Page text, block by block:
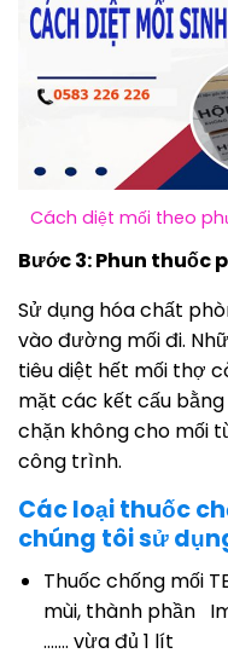
Cách diệt mối theo
Bước 3: Phun thuốc
Sử dụng hóa chất
vào đường mối đi.
tiêu diệt hết mối thợ
mặt các kết cấu
chặn không cho mối
công trình.
Các loại thuốc
chúng tôi sử
Thuốc chống mối
mùi, thành phần
……. vừa đủ 1 lít